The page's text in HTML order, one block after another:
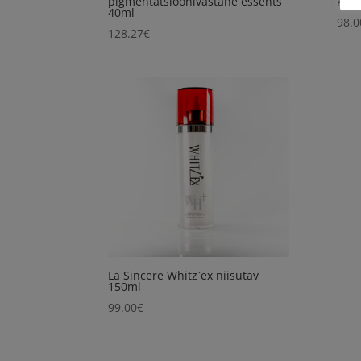
40ml
128.27€
La Sincere Whitz`ex niisutav
150ml
99.00€